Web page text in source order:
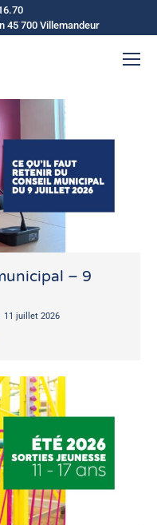
45 700 Villemandeur
– 9
11 juillet 2026